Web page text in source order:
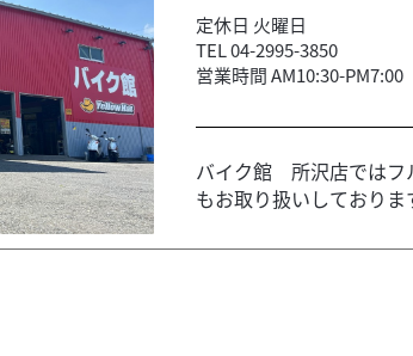
定休日 火曜日
TEL 04-2995-3850
営業時間 AM10:30-PM7:00
バイク館 所沢店ではフ
もお取り扱いしており